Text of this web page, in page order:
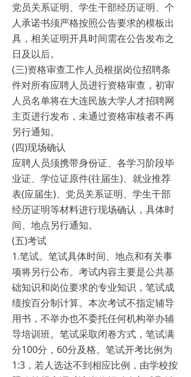
党员关系证明、学生干部经历证明、个
人承诺书须严格按照公告要求的模板出
具，相关证明开具时间需在公告发布之
日及以后。
(三)资格审查工作人员根据岗位招聘条
件对所有应聘人员进行资格审查，初审
人员名单将在大连民族大学人才招聘网
主页进行发布，未通过资格审核者不再
另行通知。
(四)现场确认
应聘人员须携带身份证、各学习阶段毕
业证、学位证原件(往届生)、就业推荐
表(应届生)、党员关系证明、学生干部
经历证明等材料进行现场确认，具体时
间、地点另行通知。
(五)考试
1.笔试。笔试具体时间、地点和有关事
项将另行公布。考试内容主要是公共基
础知识和岗位要求的专业知识，笔试成
绩按百分制计算。本次考试不指定辅导
用书，不举办也不委托任何机构举办辅
导培训班。笔试采取闭卷方式，笔试满
分100分，60分及格。笔试开考比例为
1:3，若人选达不到相应比例，由学校按